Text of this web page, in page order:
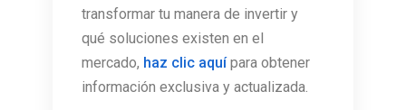
transformar tu manera de invertir y
qué soluciones existen en el
mercado, haz clic aquípara obtener
información exclusiva y actualizada.